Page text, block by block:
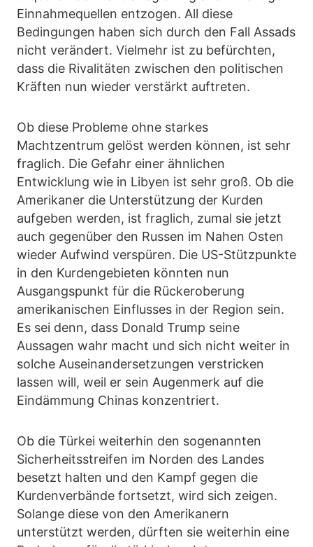
Einnahmequellen entzogen. All diese
Bedingungen haben sich durch den Fall Assads
nicht verändert. Vielmehr ist zu befürchten,
dass die Rivalitäten zwischen den politischen
Kräften nun wieder verstärkt auftreten.
Ob diese Probleme ohne starkes
Machtzentrum gelöst werden können, ist sehr
fraglich. Die Gefahr einer ähnlichen
Entwicklung wie in Libyen ist sehr groß. Ob die
Amerikaner die Unterstützung der Kurden
aufgeben werden, ist fraglich, zumal sie jetzt
auch gegenüber den Russen im Nahen Osten
wieder Aufwind verspüren. Die US-Stützpunkte
in den Kurdengebieten könnten nun
Ausgangspunkt für die Rückeroberung
amerikanischen Einflusses in der Region sein.
Es sei denn, dass Donald Trump seine
Aussagen wahr macht und sich nicht weiter in
solche Auseinandersetzungen verstricken
lassen will, weil er sein Augenmerk auf die
Eindämmung Chinas konzentriert.
Ob die Türkei weiterhin den sogenannten
Sicherheitsstreifen im Norden des Landes
besetzt halten und den Kampf gegen die
Kurdenverbände fortsetzt, wird sich zeigen.
Solange diese von den Amerikanern
unterstützt werden, dürften sie weiterhin eine